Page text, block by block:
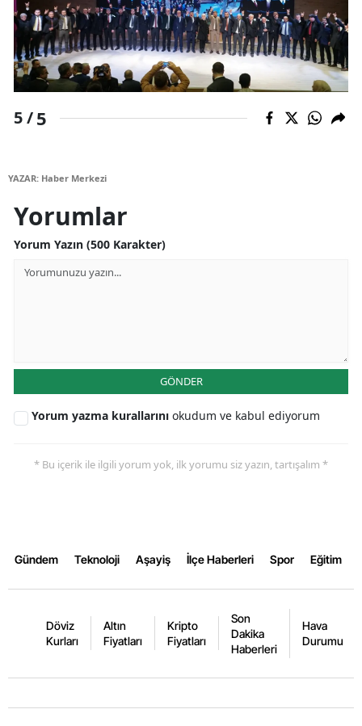
5 /5
YAZAR: Haber Merkezi
Yorumlar
Yorum Yazın (500 Karakter)
GÖNDER
Yorum yazma kurallarını okudum ve kabul ediyorum
* Bu içerik ile ilgili yorum yok, ilk yorumu siz yazın, tartışalım *
Gündem Teknoloji Aşayiş İlçe Haberleri Spor Eğitim
Döviz
Kurları
Altın
Fiyatları
Kripto
Fiyatları
Son
Dakika
Haberleri
Hava
Durumu